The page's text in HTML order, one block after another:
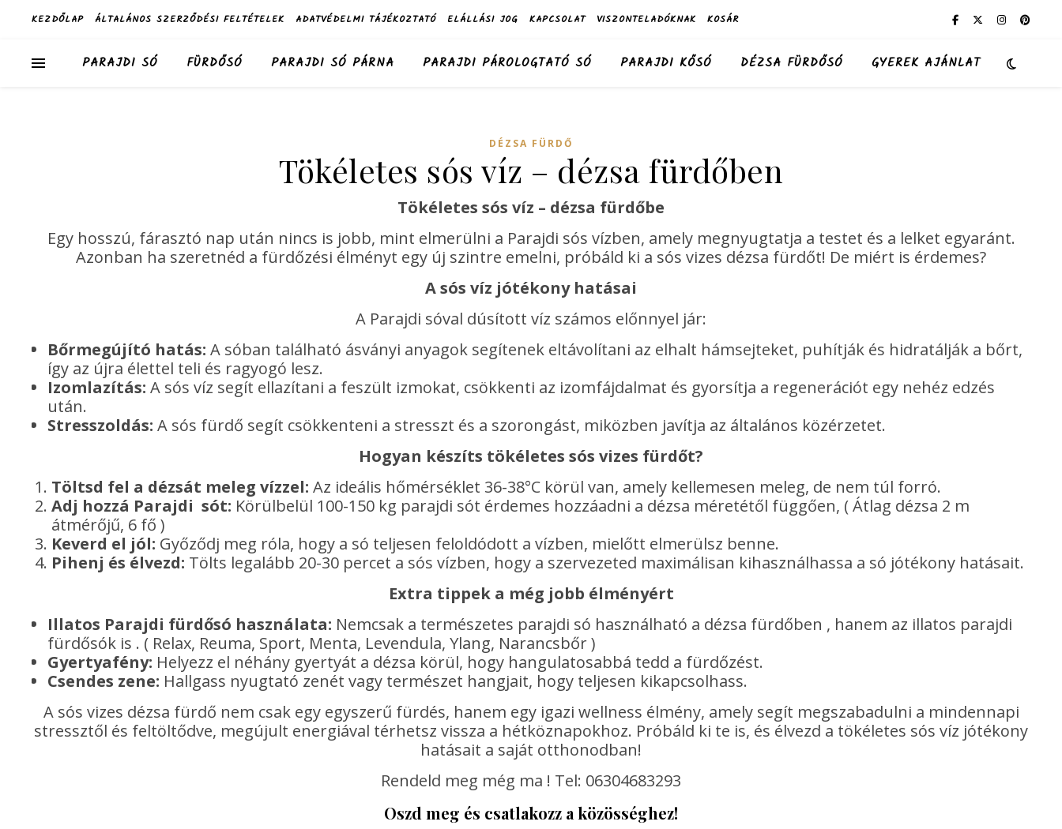
KEZDŐLAP ÁLTALÁNOS SZERZŐDÉSI FELTÉTELEK ADATVÉDELMI TÁJÉKOZTATÓ ELÁLLÁSI JOG KAPCSOLAT VISZONTELADÓKNAK KOSÁR
PARAJDI SÓ FÜRDŐSÓ PARAJDI SÓ PÁRNA PARAJDI PÁROLOGTATÓ SÓ PARAJDI KŐSÓ DÉZSA FÜRDŐSÓ GYEREK AJÁNLAT
DÉZSA FÜRDŐ
Tökéletes sós víz – dézsa fürdőben
Tökéletes sós víz – dézsa fürdőbe
Egy hosszú, fárasztó nap után nincs is jobb, mint elmerülni a Parajdi sós vízben, amely megnyugtatja a testet és a lelket egyaránt.
Azonban ha szeretnéd a fürdőzési élményt egy új szintre emelni, próbáld ki a sós vizes dézsa fürdőt! De miért is érdemes?
A sós víz jótékony hatásai
A Parajdi sóval dúsított víz számos előnnyel jár:
Bőrmegújító hatás: A sóban található ásványi anyagok segítenek eltávolítani az elhalt hámsejteket, puhítják és hidratálják a bőrt,
így az újra élettel teli és ragyogó lesz.
Izomlazítás: A sós víz segít ellazítani a feszült izmokat, csökkenti az izomfájdalmat és gyorsítja a regenerációt egy nehéz edzés
után.
Stresszoldás: A sós fürdő segít csökkenteni a stresszt és a szorongást, miközben javítja az általános közérzetet.
Hogyan készíts tökéletes sós vizes fürdőt?
Töltsd fel a dézsát meleg vízzel: Az ideális hőmérséklet 36-38°C körül van, amely kellemesen meleg, de nem túl forró.
Adj hozzá Parajdi sót: Körülbelül 100-150 kg parajdi sót érdemes hozzáadni a dézsa méretétől függően, ( Átlag dézsa 2 m
átmérőjű, 6 fő )
Keverd el jól: Győződj meg róla, hogy a só teljesen feloldódott a vízben, mielőtt elmerülsz benne.
Pihenj és élvezd: Tölts legalább 20-30 percet a sós vízben, hogy a szervezeted maximálisan kihasználhassa a só jótékony hatásait.
Extra tippek a még jobb élményért
Illatos Parajdi fürdősó használata: Nemcsak a természetes parajdi só használható a dézsa fürdőben , hanem az illatos parajdi
fürdősók is . ( Relax, Reuma, Sport, Menta, Levendula, Ylang, Narancsbőr )
Gyertyafény: Helyezz el néhány gyertyát a dézsa körül, hogy hangulatosabbá tedd a fürdőzést.
Csendes zene: Hallgass nyugtató zenét vagy természet hangjait, hogy teljesen kikapcsolhass.
A sós vizes dézsa fürdő nem csak egy egyszerű fürdés, hanem egy igazi wellness élmény, amely segít megszabadulni a mindennapi
stressztől és feltöltődve, megújult energiával térhetsz vissza a hétköznapokhoz. Próbáld ki te is, és élvezd a tökéletes sós víz jótékony
hatásait a saját otthonodban!
Rendeld meg még ma ! Tel: 06304683293
Oszd meg és csatlakozz a közösséghez!